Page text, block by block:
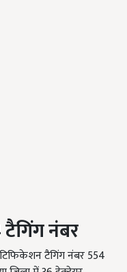
टैगिंग नंबर
टैगिंग नंबर 554